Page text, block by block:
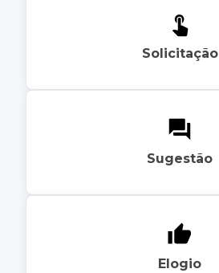
Solicitação
Sugestão
Elogio